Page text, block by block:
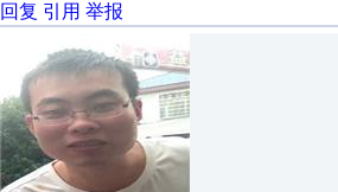
回复 引用 举报